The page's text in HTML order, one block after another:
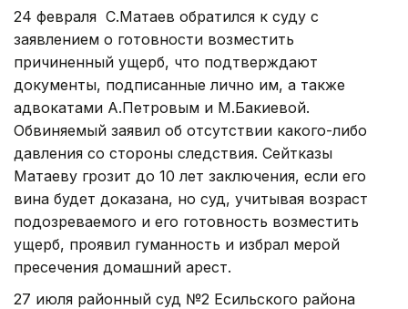
24 февраля С.Матаев обратился к суду с
заявлением о готовности возместить
причиненный ущерб, что подтверждают
документы, подписанные лично им, а также
адвокатами А.Петровым и М.Бакиевой.
Обвиняемый заявил об отсутствии какого-либо
давления со стороны следствия. Сейтказы
Матаеву грозит до 10 лет заключения, если его
вина будет доказана, но суд, учитывая возраст
подозреваемого и его готовность возместить
ущерб, проявил гуманность и избрал мерой
пресечения домашний арест.
27 июля районный суд №2 Есильского района